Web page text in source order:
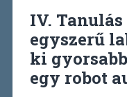
IV.
egyszerű
ki
egy robot